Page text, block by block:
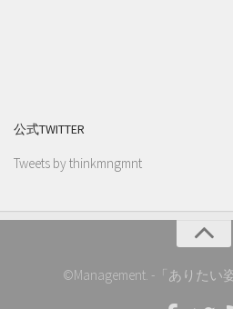
公式TWITTER
Tweets by thinkmngmnt
©Management. -「ありたい